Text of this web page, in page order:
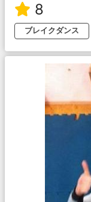
8
ブレイクダンス